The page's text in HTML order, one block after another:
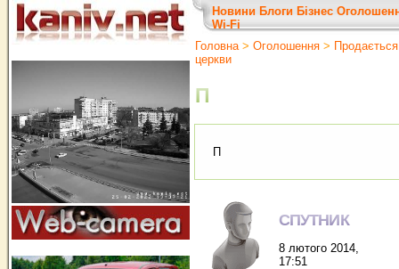
Новини Блоги Бізнес
Wi-Fi
Головна> Оголошення >
церкви
П
П
СПУТНИК
8 лютого 2014,
17:51